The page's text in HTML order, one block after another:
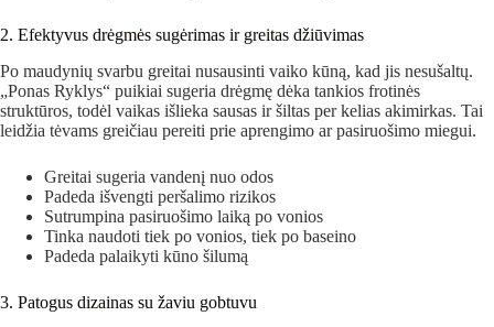
2. Efektyvus drėgmės sugėrimas ir greitas džiūvimas
Po maudynių svarbu greitai nusausinti vaiko kūną, kad jis nesušaltų.
„Ponas Ryklys“ puikiai sugeria drėgmę dėka tankios frotinės
struktūros, todėl vaikas išlieka sausas ir šiltas per kelias akimirkas. Tai
leidžia tėvams greičiau pereiti prie aprengimo ar pasiruošimo miegui.
Greitai sugeria vandenį nuo odos
Padeda išvengti peršalimo rizikos
Sutrumpina pasiruošimo laiką po vonios
Tinka naudoti tiek po vonios, tiek po baseino
Padeda palaikyti kūno šilumą
3. Patogus dizainas su žaviu gobtuvu